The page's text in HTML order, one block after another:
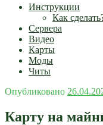
Инструкции
Как
Сервера
Видео
Карты
Моды
Читы
Опубликовано
Карту на